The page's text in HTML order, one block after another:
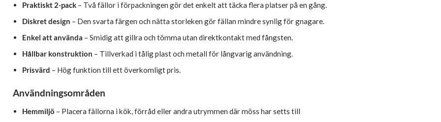
Praktiskt 2-pack – Två fällor i förpackningen gör det enkelt att täcka flera platser på en gång.
Diskret design – Den svarta färgen och nätta storleken gör fällan mindre synlig för gnagare.
Enkel att använda – Smidig att gillra och tömma utan direktkontakt med fångsten.
Hållbar konstruktion – Tillverkad i tålig plast och metall för långvarig användning.
Prisvärd – Hög funktion till ett överkomligt pris.
Användningsområden
Hemmiljö – Placera fällorna i kök, förråd eller andra utrymmen där möss har setts till